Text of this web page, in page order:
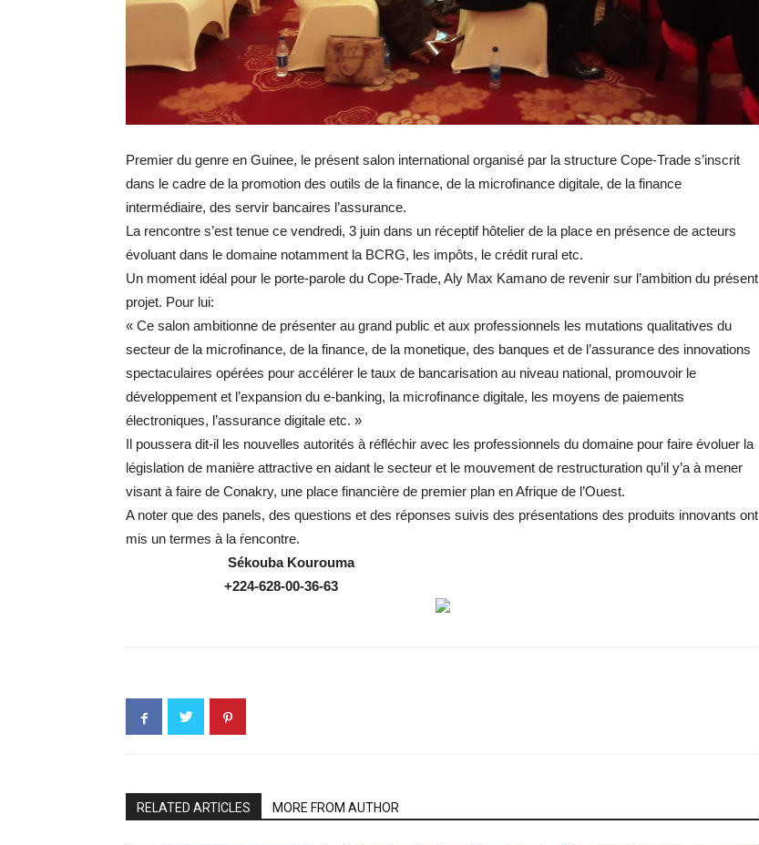
Premier du genre en Guinee, le présent salon international organisé par la structure Cope-Trade s’inscrit
dans le cadre de la promotion des outils de la finance, de la microfinance digitale, de la finance
intermédiaire, des servir bancaires l’assurance.
La rencontre s’est tenue ce vendredi, 3 juin dans un réceptif hôtelier de la place en présence de acteurs
évoluant dans le domaine notamment la BCRG, les impôts, le crédit rural etc.
Un moment idéal pour le porte-parole du Cope-Trade, Aly Max Kamano de revenir sur l’ambition du présent
projet. Pour lui:
« Ce salon ambitionne de présenter au grand public et aux professionnels les mutations qualitatives du
secteur de la microfinance, de la finance, de la monetique, des banques et de l’assurance des innovations
spectaculaires opérées pour accélérer le taux de bancarisation au niveau national, promouvoir le
développement et l’expansion du e-banking, la microfinance digitale, les moyens de paiements
électroniques, l’assurance digitale etc. »
Il poussera dit-il les nouvelles autorités à réfléchir avec les professionnels du domaine pour faire évoluer la
législation de manière attractive en aidant le secteur et le mouvement de restructuration qu’il y’a à mener
visant à faire de Conakry, une place financière de premier plan en Afrique de l’Ouest.
A noter que des panels, des questions et des réponses suivis des présentations des produits innovants ont
mis un termes à la ŕencontre.
Sékouba Kourouma
+224-628-00-36-63
RELATED ARTICLES MORE FROM AUTHOR